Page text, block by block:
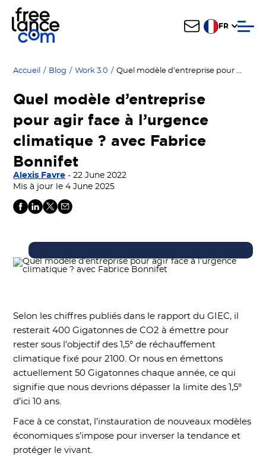
FR
Accueil / Blog / Work 3.0 / Quel modèle d’entreprise pour agir face à l’urgence climatique ? avec Fabrice Bonnifet
Quel modèle d’entreprise
pour agir face à l’urgence
climatique ? avec Fabrice
Bonnifet
Alexis Favre - 22 June 2022
Mis à jour le 4 June 2025
Selon les chiffres publiés dans le rapport du GIEC, il
resterait 400 Gigatonnes de CO2 à émettre pour
rester sous l’objectif des 1,5° de réchauffement
climatique fixé pour 2100. Or nous en émettons
actuellement 50 Gigatonnes chaque année, ce qui
signifie que nous devrions dépasser la limite des 1,5°
d’ici 10 ans.
Face à ce constat, l’instauration de nouveaux modèles
économiques s’impose pour inverser la tendance et
protéger le vivant.